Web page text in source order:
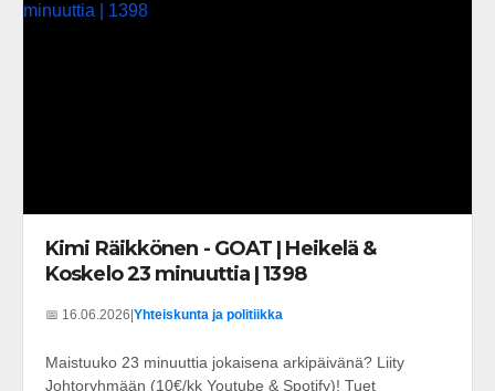
Kimi Räikkönen - GOAT | Heikelä &
Koskelo 23 minuuttia | 1398
📅 16.06.2026|Yhteiskunta ja politiikka
Maistuuko 23 minuuttia jokaisena arkipäivänä? Liity
Johtoryhmään (10€/kk Youtube & Spotify)! Tuet